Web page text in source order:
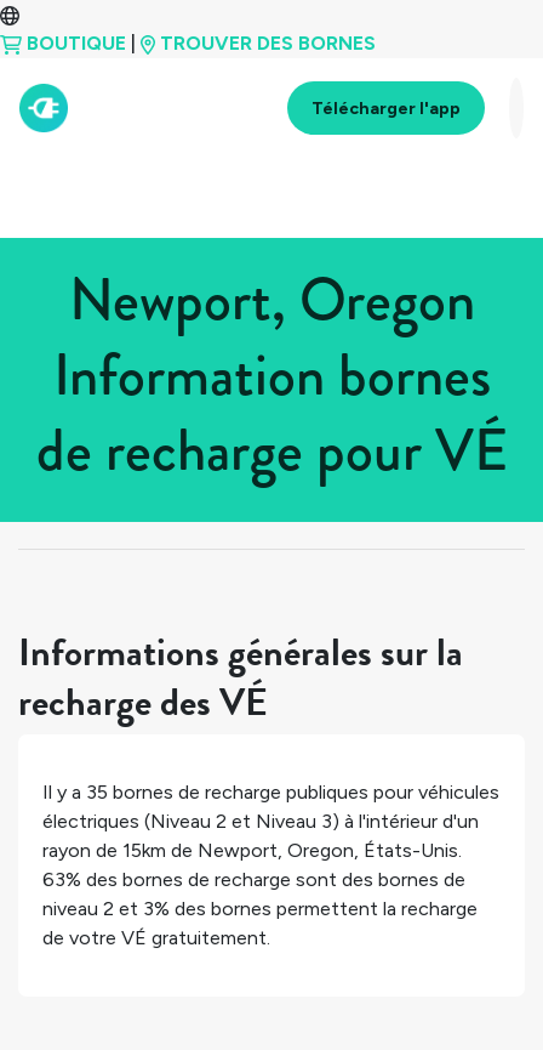
BOUTIQUE TROUVER DES BORNES
Télécharger l'app
Newport, Oregon
Information bornes
de recharge pour VÉ
États-Unis > Oregon
Informations générales sur la
recharge des VÉ
Il y a 35 bornes de recharge publiques pour véhicules
électriques (Niveau 2 et Niveau 3) à l'intérieur d'un
rayon de 15km de Newport, Oregon, États-Unis.
63% des bornes de recharge sont des bornes de
niveau 2 et 3% des bornes permettent la recharge
de votre VÉ gratuitement.